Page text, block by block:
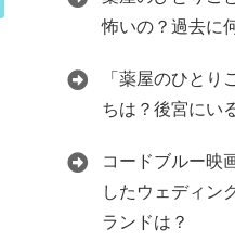
怖いの？過去に
「薬屋のひとり
ちは？後宮にい
コードブルー映
したウェディン
ランドは？